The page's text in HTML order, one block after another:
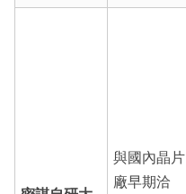
與國內晶片
廠早期洽